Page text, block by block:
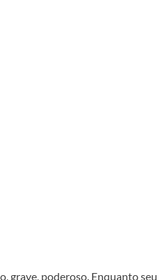
grave, poderoso. Enquanto seu